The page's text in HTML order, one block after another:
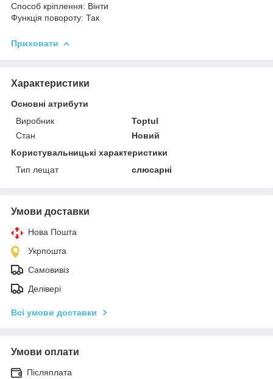
Способ кріплення: Bінти
Функція повороту: Так
Приховати
Характеристики
Основні атрибути
Виробник
Toptul
Стан
Новий
Користувальницькі характеристики
Тип лещат
слюсарні
Умови доставки
Нова Пошта
Укрпошта
Самовивіз
Делівері
Всі умови доставки
Умови оплати
Післяплата